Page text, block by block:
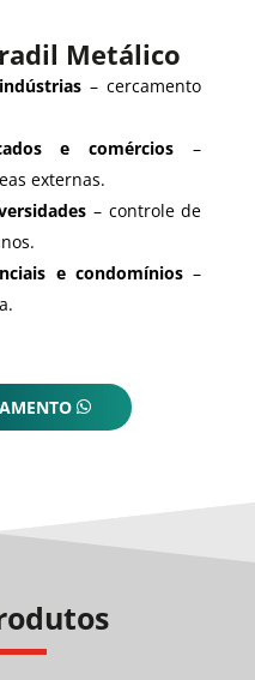
Metálico
– cercamento
e comércios –
externas.
– controle de
e condomínios–